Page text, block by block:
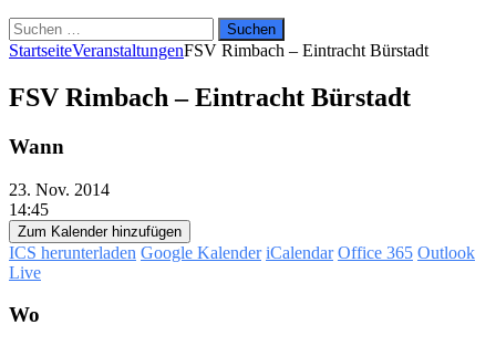
Suchen
nach:
StartseiteVeranstaltungenFSV Rimbach – Eintracht Bürstadt
FSV Rimbach – Eintracht Bürstadt
Wann
23. Nov. 2014
14:45
Zum Kalender hinzufügen
ICS herunterladen Google Kalender iCalendar Office 365 Outlook
Live
Wo